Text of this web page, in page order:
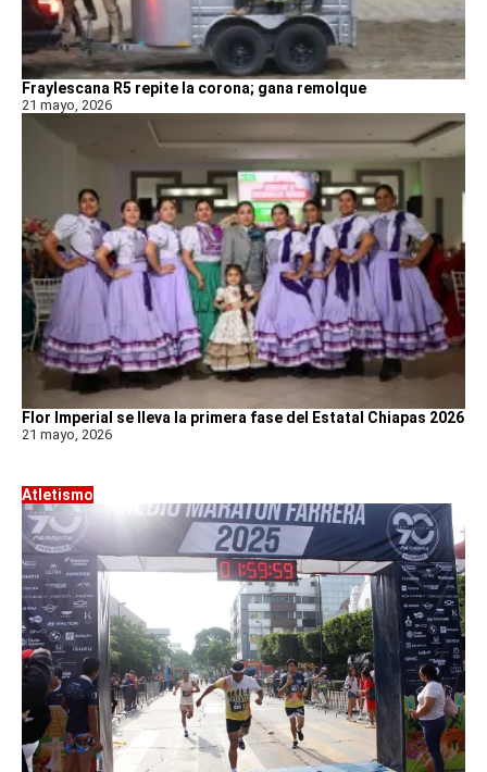
Fraylescana R5 repite la corona; gana remolque
21 mayo, 2026
Flor Imperial se lleva la primera fase del Estatal Chiapas 2026
21 mayo, 2026
Atletismo